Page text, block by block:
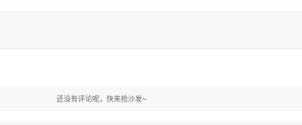
还没有评论呢，快来抢沙发~